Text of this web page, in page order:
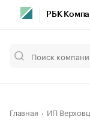
РБК
Главная ИП